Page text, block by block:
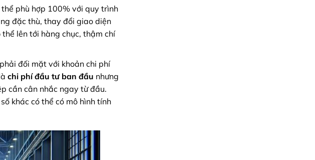
phù hợp 100% với quy trình
đặc thù, thay đổi giao diện
lên tới hàng chục, thậm chí
đối mặt với khoản chi phí
chi phí đầu tư ban đầu nhưng
cần cân nhắc ngay từ đầu.
khác có thể có mô hình tính